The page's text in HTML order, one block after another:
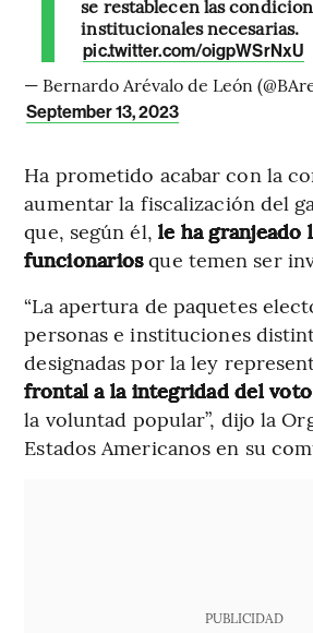
se restablecen las
institucionales necesarias.
pic.twitter.com/oigpWSrNxU
— Bernardo Arévalo de León
September 13, 2023
Ha prometido acabar con la
aumentar la fiscalización del
que, según él, le ha granjeado
funcionariosque temen ser
“La apertura de paquetes
personas e instituciones
designadas por la ley
frontal a la integridad del voto
la voluntad popular”, dijo la
Estados Americanos en su
PUBLICIDAD